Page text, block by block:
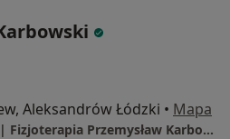
Aleksandrów Łódzki • Mapa
SanteMed Osteopatia | Fizjoterapia Przemysław Karbowski